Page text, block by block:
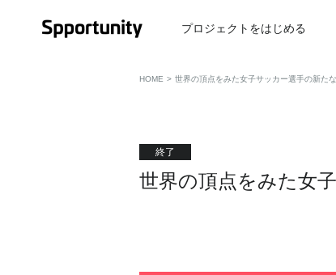
プロジェクトをはじめる
HOME > 世界の頂点をみた女子サッカー選手の新た
終了
世界の頂点をみた女